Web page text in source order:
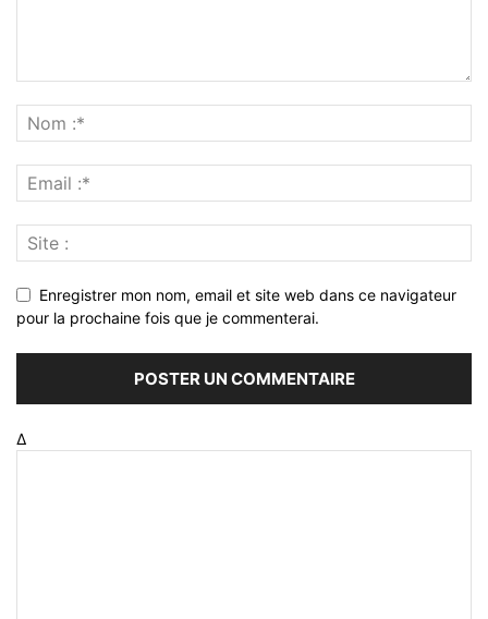
Enregistrer mon nom, email et site web dans ce navigateur
pour la prochaine fois que je commenterai.
Δ